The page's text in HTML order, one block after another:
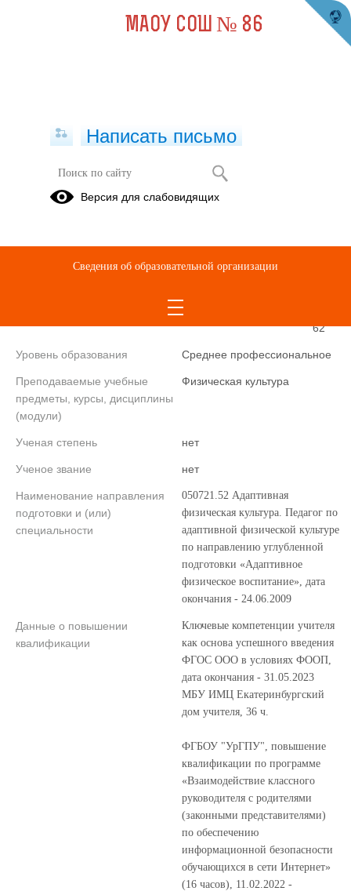
Учитель
Тодуа Кристина
62
Уровень образования Среднее профессиональное
Преподаваемые учебные
предметы, курсы, дисциплины
(модули)
Физическая культура
Ученая степень нет
Ученое звание нет
Наименование направления
подготовки и (или)
специальности
050721.52 Адаптивная
физическая культура. Педагог по
адаптивной физической культуре
по направлению углубленной
подготовки «Адаптивное
физическое воспитание», дата
окончания - 24.06.2009
Данные о повышении
квалификации
Ключевые компетенции учителя
как основа успешного введения
ФГОС ООО в условиях ФООП,
дата окончания - 31.05.2023
МБУ ИМЦ Екатеринбургский
дом учителя, 36 ч.
ФГБОУ "УрГПУ", повышение
квалификации по программе
«Взаимодействие классного
руководителя с родителями
(законными представителями)
по обеспечению
информационной безопасности
обучающихся в сети Интернет»
(16 часов), 11.02.2022 -
МАОУ СОШ № 86
Написать письмо
Версия для слабовидящих
Сведения об образовательной организации